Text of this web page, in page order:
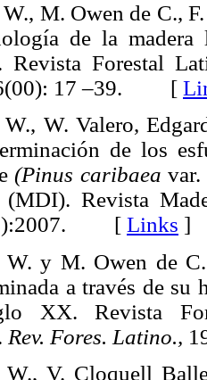
M. Owen de C.,
de la madera
Revista Forestal
17 –39. [
W., W. Valero,
de los
(Pinus caribaeavar.
(MDI). Revista
[ Links ]
W. y M. Owen de
a través de su
XX. Revista
Rev. Fores. Latino.,
W., V. Cloquell